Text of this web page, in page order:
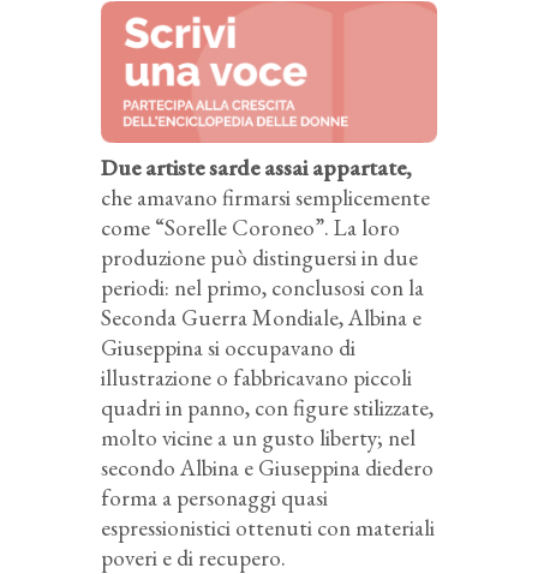
Due artiste sarde assai appartate,
che amavano firmarsi semplicemente
come “Sorelle Coroneo”. La loro
produzione può distinguersi in due
periodi: nel primo, conclusosi con la
Seconda Guerra Mondiale, Albina e
Giuseppina si occupavano di
illustrazione o fabbricavano piccoli
quadri in panno, con figure stilizzate,
molto vicine a un gusto liberty; nel
secondo Albina e Giuseppina diedero
forma a personaggi quasi
espressionistici ottenuti con materiali
poveri e di recupero.